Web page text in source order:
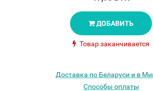
ДОБАВИТЬ
Товар заканчивается
Доставка по Беларуси и в
Способы оплаты